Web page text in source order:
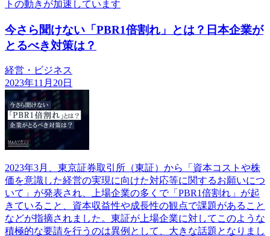
トの動きが加速しています
今さら聞けない「PBR1倍割れ」とは？日本企業が
とるべき対策は？
経営・ビジネス
2023年11月20日
2023年3月、東京証券取引所（東証）から「資本コストや株
価を意識した経営の実現に向けた対応等に関するお願いにつ
いて」が発表され、上場企業の多くで「PBR1倍割れ」が起
きていること、資本収益性や成長性の観点で課題があること
などが指摘されました。東証が上場企業に対してこのような
積極的な要請を行うのは異例として、大きな話題となりまし